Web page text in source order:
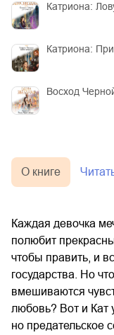
Катриона:
Катриона:
Восход
О книге
Каждая девочка
полюбит
чтобы править, и
государства. Но
вмешиваются
любовь? Вот и Кат
но предательское